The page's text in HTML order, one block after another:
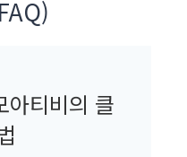
아티비의 클